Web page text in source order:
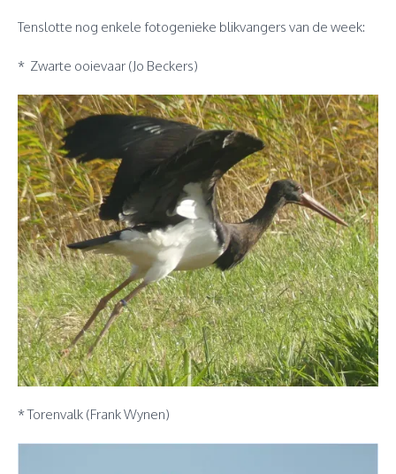
Tenslotte nog enkele fotogenieke blikvangers van de week:
* Zwarte ooievaar (Jo Beckers)
* Torenvalk (Frank Wynen)